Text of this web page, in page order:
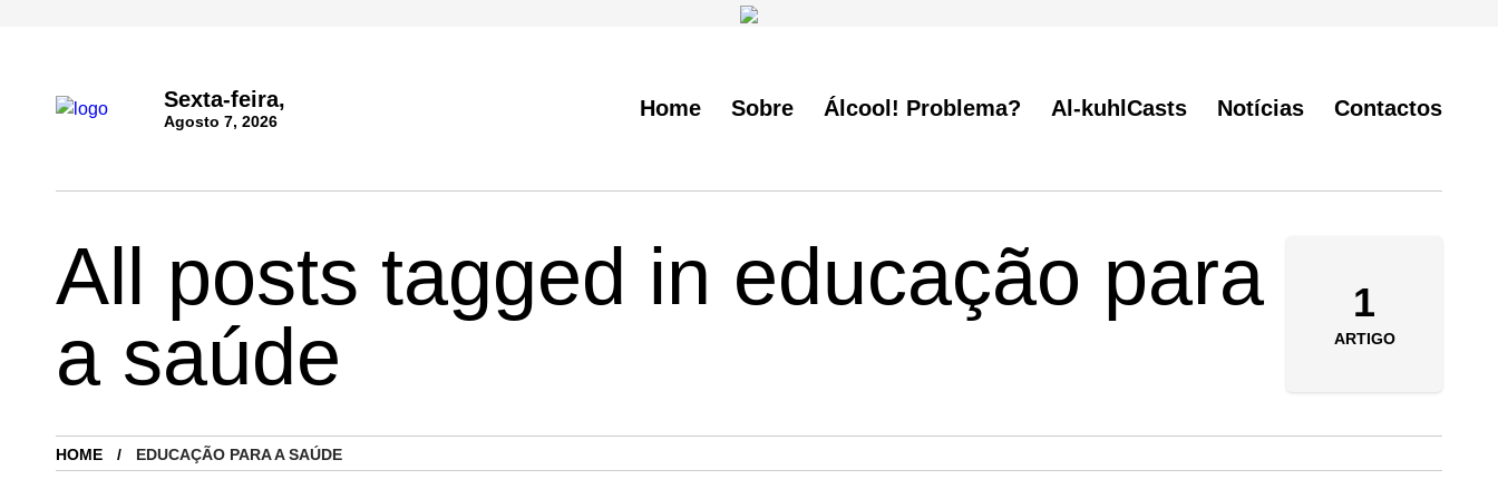
Sexta-feira,
Agosto 7, 2026
Home Sobre Álcool! Problema? Al-kuhlCasts Notícias Contactos
All posts tagged in educação para
a saúde
1
ARTIGO
HOME EDUCAÇÃO PARA A SAÚDE